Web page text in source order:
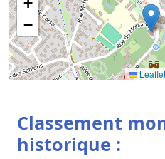
−
Leaflet
Classement
historique :